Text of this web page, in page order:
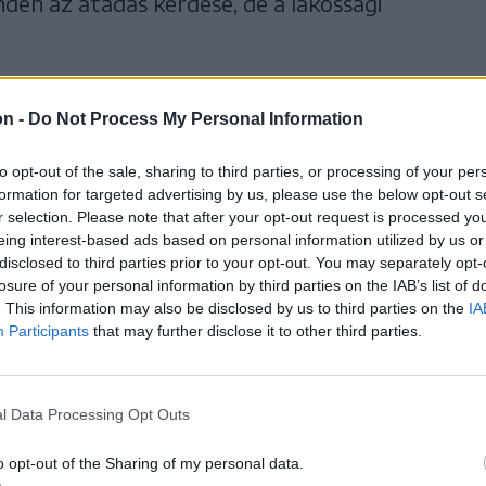
- Do Not Process My Personal Information
opt-out of the sale, sharing to third parties, or processing of your
for targeted advertising by us, please use the below opt-out
selection. Please note that after your opt-out request is processed
interest-based ads based on personal information utilized by us
to third parties prior to your opt-out. You may separately
of your personal information by third parties on the IAB’s list of
This information may also be disclosed by us to third parties on the
Participants that may further disclose it to other third parties.
Data Processing Opt Outs
opt-out of the Sharing of my personal data.
mellett azzal is indokolta a
áfa nélküli ár, amelyet a víz- és
a fogyasztók, a költségnövekedések
szükséges dokumentációt nem
Szabályozó Országos
Ráadásul akkor ügyvezető sem volt
is hiányzott.
vízszolgáltatás